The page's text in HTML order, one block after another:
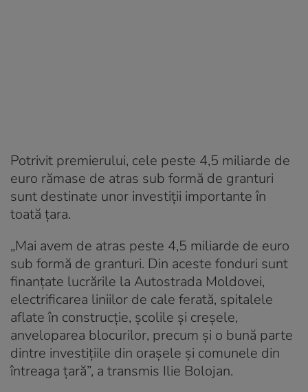
Potrivit premierului, cele peste 4,5 miliarde de
euro rămase de atras sub formă de granturi
sunt destinate unor investiții importante în
toată țara.
„Mai avem de atras peste 4,5 miliarde de euro
sub formă de granturi. Din aceste fonduri sunt
finanțate lucrările la Autostrada Moldovei,
electrificarea liniilor de cale ferată, spitalele
aflate în construcție, școlile și creșele,
anveloparea blocurilor, precum și o bună parte
dintre investițiile din orașele și comunele din
întreaga țară”, a transmis Ilie Bolojan.